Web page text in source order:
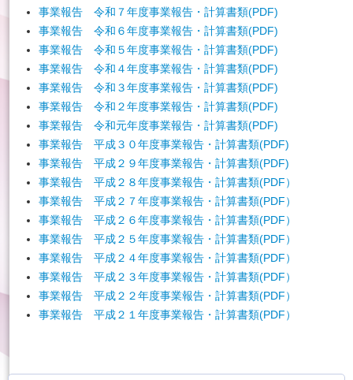
認定医制度
認定技師制度
学術集会
会員専用
事務手続き
リンク
事業報告 令和７年度事業報告・計算書類(PDF)
事業報告 令和６年度事業報告・計算書類(PDF)
事業報告 令和５年度事業報告・計算書類(PDF)
事業報告 令和４年度事業報告・計算書類(PDF)
事業報告 令和３年度事業報告・計算書類(PDF)
事業報告 令和２年度事業報告・計算書類(PDF)
事業報告 令和元年度事業報告・計算書類(PDF)
事業報告 平成３０年度事業報告・計算書類(PDF)
事業報告 平成２９年度事業報告・計算書類(PDF)
事業報告 平成２８年度事業報告・計算書類(PDF）
事業報告 平成２７年度事業報告・計算書類(PDF）
事業報告 平成２６年度事業報告・計算書類(PDF）
事業報告 平成２５年度事業報告・計算書類(PDF）
事業報告 平成２４年度事業報告・計算書類(PDF）
事業報告 平成２３年度事業報告・計算書類(PDF）
事業報告 平成２２年度事業報告・計算書類(PDF）
事業報告 平成２１年度事業報告・計算書類(PDF）